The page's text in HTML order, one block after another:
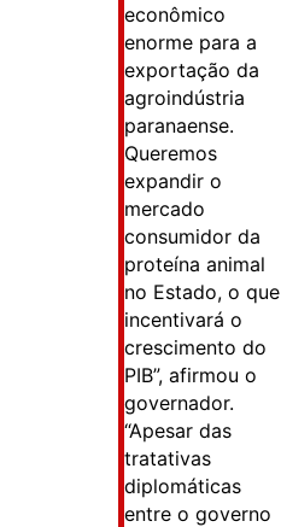
econômico
enorme para a
exportação da
agroindústria
paranaense.
Queremos
expandir o
mercado
consumidor da
proteína animal
no Estado, o que
incentivará o
crescimento do
PIB”, afirmou o
governador.
“Apesar das
tratativas
diplomáticas
entre o governo